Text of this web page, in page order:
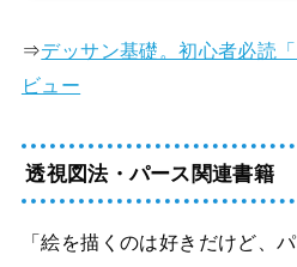
⇒デッサン基礎。初心者必読
ビュー
透視図法・パース関連書籍
「絵を描くのは好きだけど、